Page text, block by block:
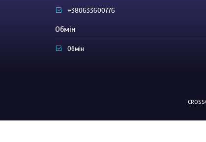
+380633600776
Обмін
Обмін